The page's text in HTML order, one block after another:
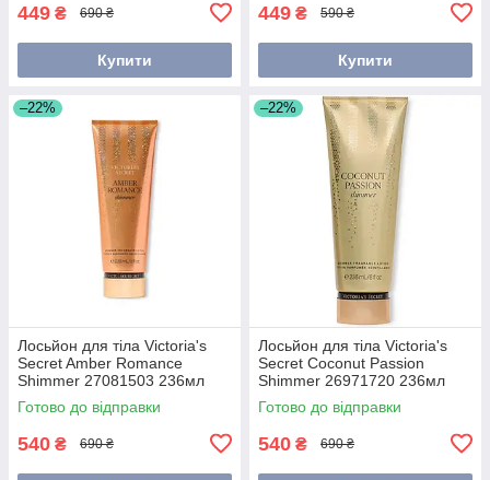
449 ₴ 690 ₴
Купити
449 ₴ 590 ₴
Купити
–22%
Лосьйон для тіла Victoria's
Secret Amber Romance
Shimmer 27081503 236мл
Готово до відправки
540 ₴ 690 ₴
–22%
Лосьйон для тіла Victoria's
Secret Coconut Passion
Shimmer 26971720 236мл
Готово до відправки
540 ₴ 690 ₴